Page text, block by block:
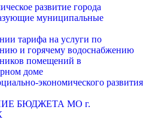
развитие города
муниципальные
тарифа на услуги по
и горячему водоснабжению
помещений в
доме
экономического развития
БЮДЖЕТА МО г.